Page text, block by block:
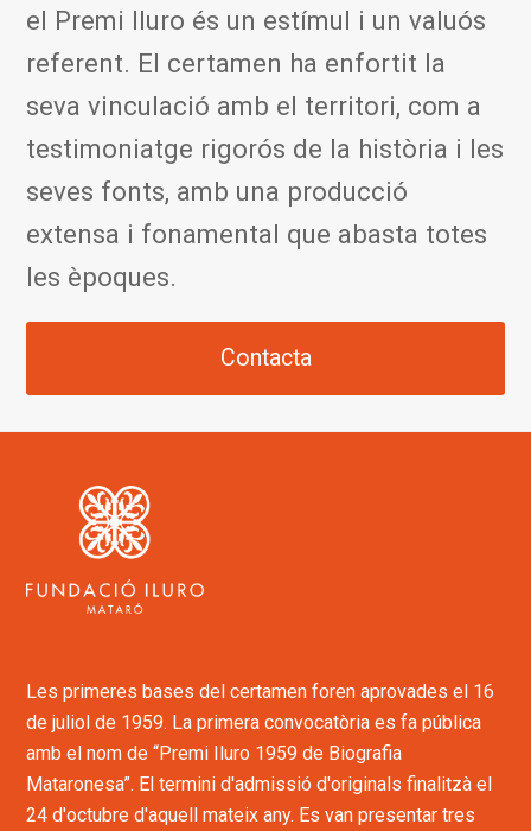
el Premi Iluro és un estímul i un valuós
referent. El certamen ha enfortit la
seva vinculació amb el territori, com a
testimoniatge rigorós de la història i les
seves fonts, amb una producció
extensa i fonamental que abasta totes
les èpoques.
Contacta
Les primeres bases del certamen foren aprovades el 16
de juliol de 1959. La primera convocatòria es fa pública
amb el nom de “Premi Iluro 1959 de Biografia
Mataronesa”. El termini d'admissió d'originals finalitzà el
24 d'octubre d'aquell mateix any. Es van presentar tres